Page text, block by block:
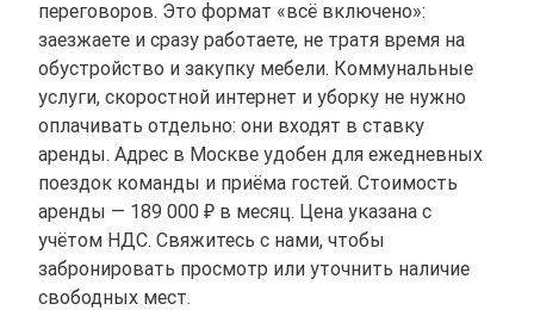
переговоров. Это формат «всё включено»:
заезжаете и сразу работаете, не тратя время на
обустройство и закупку мебели. Коммунальные
услуги, скоростной интернет и уборку не нужно
оплачивать отдельно: они входят в ставку
аренды. Адрес в Москве удобен для ежедневных
поездок команды и приёма гостей. Стоимость
аренды — 189 000 ₽ в месяц. Цена указана с
учётом НДС. Свяжитесь с нами, чтобы
забронировать просмотр или уточнить наличие
свободных мест.